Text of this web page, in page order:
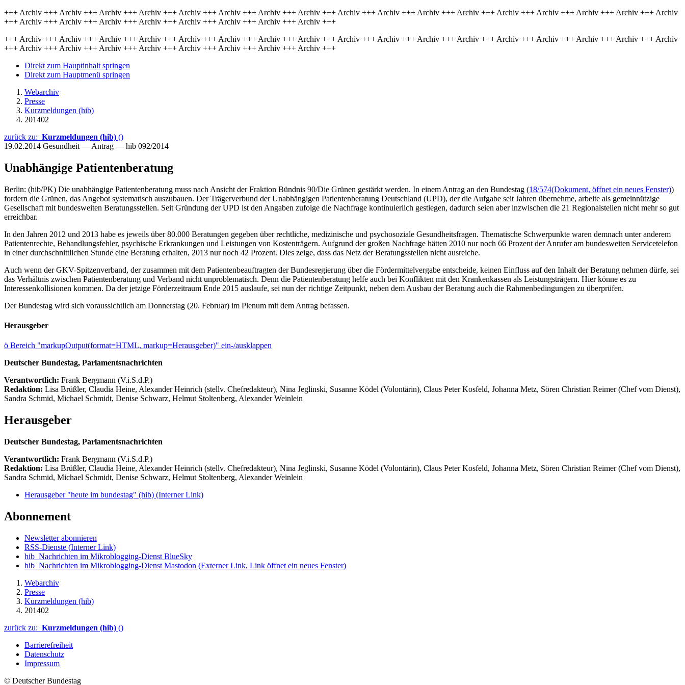
+++ Archiv +++ Archiv +++ Archiv +++ Archiv +++ Archiv +++ Archiv +++ Archiv +++ Archiv +++ Archiv +++ Archiv +++ Archiv +++ Archiv +++ Archiv +++ Archiv +++ Archiv +++ Archiv +++ Archiv
+++ Archiv +++ Archiv +++ Archiv +++ Archiv +++ Archiv +++ Archiv +++ Archiv +++ Archiv +++
+++ Archiv +++ Archiv +++ Archiv +++ Archiv +++ Archiv +++ Archiv +++ Archiv +++ Archiv +++ Archiv +++ Archiv +++ Archiv +++ Archiv +++ Archiv +++ Archiv +++ Archiv +++ Archiv +++ Archiv
+++ Archiv +++ Archiv +++ Archiv +++ Archiv +++ Archiv +++ Archiv +++ Archiv +++ Archiv +++
Direkt zum Hauptinhalt springen
Direkt zum Hauptmenü springen
Webarchiv
Presse
Kurzmeldungen (hib)
201402
zurück zu: Kurzmeldungen (hib) ()
19.02.2014 Gesundheit — Antrag — hib 092/2014
Unabhängige Patientenberatung
Berlin: (hib/PK) Die unabhängige Patientenberatung muss nach Ansicht der Fraktion Bündnis 90/Die Grünen gestärkt werden. In einem Antrag an den Bundestag (18/574(Dokument, öffnet ein neues Fenster))
fordern die Grünen, das Angebot systematisch auszubauen. Der Trägerverbund der Unabhängigen Patientenberatung Deutschland (UPD), der die Aufgabe seit Jahren übernehme, arbeite als gemeinnützige
Gesellschaft mit bundesweiten Beratungsstellen. Seit Gründung der UPD ist den Angaben zufolge die Nachfrage kontinuierlich gestiegen, dadurch seien aber inzwischen die 21 Regionalstellen nicht mehr so gut
erreichbar.
In den Jahren 2012 und 2013 habe es jeweils über 80.000 Beratungen gegeben über rechtliche, medizinische und psychosoziale Gesundheitsfragen. Thematische Schwerpunkte waren demnach unter anderem
Patientenrechte, Behandlungsfehler, psychische Erkrankungen und Leistungen von Kostenträgern. Aufgrund der großen Nachfrage hätten 2010 nur noch 66 Prozent der Anrufer am bundesweiten Servicetelefon
in einer durchschnittlichen Stunde eine Beratung erhalten, 2013 nur noch 42 Prozent. Dies zeige, dass das Netz der Beratungsstellen nicht ausreiche.
Auch wenn der GKV-Spitzenverband, der zusammen mit dem Patientenbeauftragten der Bundesregierung über die Fördermittelvergabe entscheide, keinen Einfluss auf den Inhalt der Beratung nehmen dürfe, sei
das Verhältnis zwischen Patientenberatung und Verband nicht unproblematisch. Denn die Patientenberatung helfe auch bei Konflikten mit den Krankenkassen als Leistungsträgern. Hier könne es zu
Interessenkollisionen kommen. Da der jetzige Förderzeitraum Ende 2015 auslaufe, sei nun der richtige Zeitpunkt, neben dem Ausbau der Beratung auch die Rahmenbedingungen zu überprüfen.
Der Bundestag wird sich voraussichtlich am Donnerstag (20. Februar) im Plenum mit dem Antrag befassen.
Herausgeber
ö Bereich "markupOutput(format=HTML, markup=Herausgeber)" ein-/ausklappen
Deutscher Bundestag, Parlamentsnachrichten
Verantwortlich: Frank Bergmann (V.i.S.d.P.)
Redaktion: Lisa Brüßler, Claudia Heine, Alexander Heinrich (stellv. Chefredakteur), Nina Jeglinski, Susanne Ködel (Volontärin), Claus Peter Kosfeld, Johanna Metz, Sören Christian Reimer (Chef vom Dienst),
Sandra Schmid, Michael Schmidt, Denise Schwarz, Helmut Stoltenberg, Alexander Weinlein
Herausgeber
Deutscher Bundestag, Parlamentsnachrichten
Verantwortlich: Frank Bergmann (V.i.S.d.P.)
Redaktion: Lisa Brüßler, Claudia Heine, Alexander Heinrich (stellv. Chefredakteur), Nina Jeglinski, Susanne Ködel (Volontärin), Claus Peter Kosfeld, Johanna Metz, Sören Christian Reimer (Chef vom Dienst),
Sandra Schmid, Michael Schmidt, Denise Schwarz, Helmut Stoltenberg, Alexander Weinlein
Herausgeber "heute im bundestag" (hib) (Interner Link)
Abonnement
Newsletter abonnieren
RSS-Dienste (Interner Link)
hib_Nachrichten im Mikroblogging-Dienst BlueSky
hib_Nachrichten im Mikroblogging-Dienst Mastodon (Externer Link, Link öffnet ein neues Fenster)
Webarchiv
Presse
Kurzmeldungen (hib)
201402
zurück zu: Kurzmeldungen (hib) ()
Barrierefreiheit
Datenschutz
Impressum
© Deutscher Bundestag